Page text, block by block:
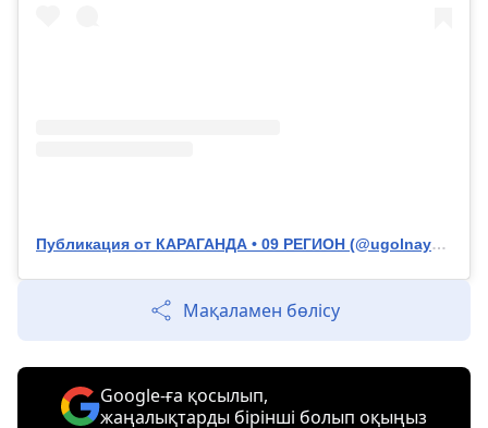
Публикация от КАРАГАНДА • 09 РЕГИОН (@ugolnaya_stolica)
Мақаламен бөлісу
Google-ға қосылып,
жаңалықтарды бірінші болып оқыңыз